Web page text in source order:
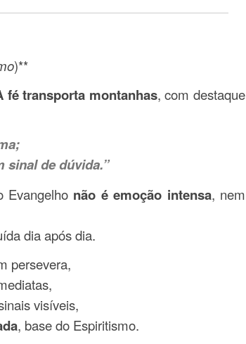
)**
fé transporta montanhas, com destaque
sinal de dúvida.”
Evangelho não é emoção intensa, nem
dia após dia.
persevera,
visíveis,
, base do Espiritismo.